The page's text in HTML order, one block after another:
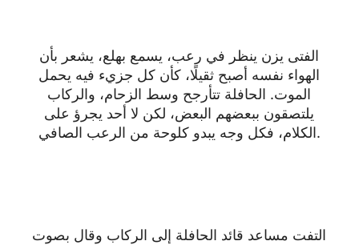
الفتى يزن ينظر في رعب، يسمع بهلع، يشعر بأن
الهواء نفسه أصبح ثقيلًا، كأن كل جزيء فيه يحمل
الموت. الحافلة تتأرجح وسط الزحام، والركاب
يلتصقون ببعضهم البعض، لكن لا أحد يجرؤ على
الكلام، فكل وجه يبدو كلوحة من الرعب الصافي.
التفت مساعد قائد الحافلة إلى الركاب وقال بصوت